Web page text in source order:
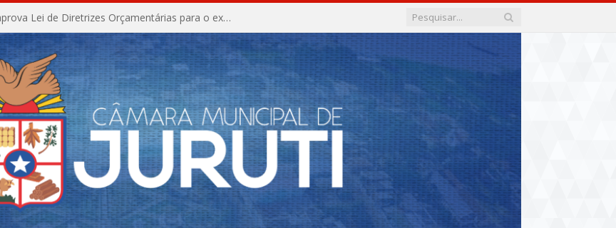
Câmara Municipal aprova Lei de Diretrizes Orçamentárias para o exercício financeiro de 2027